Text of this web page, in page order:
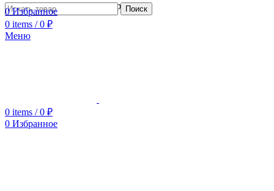
Сотрудничество с дизайнерамиПоиск
0Избранное
0 items / 0 ₽
Меню
0 items / 0 ₽
0 Избранное